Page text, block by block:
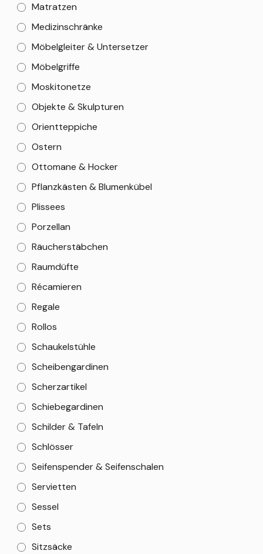
Matratzen
Medizinschränke
Möbelgleiter & Untersetzer
Möbelgriffe
Moskitonetze
Objekte & Skulpturen
Orientteppiche
Ostern
Ottomane & Hocker
Pflanzkästen & Blumenkübel
Plissees
Porzellan
Räucherstäbchen
Raumdüfte
Récamieren
Regale
Rollos
Schaukelstühle
Scheibengardinen
Scherzartikel
Schiebegardinen
Schilder & Tafeln
Schlösser
Seifenspender & Seifenschalen
Servietten
Sessel
Sets
Sitzsäcke